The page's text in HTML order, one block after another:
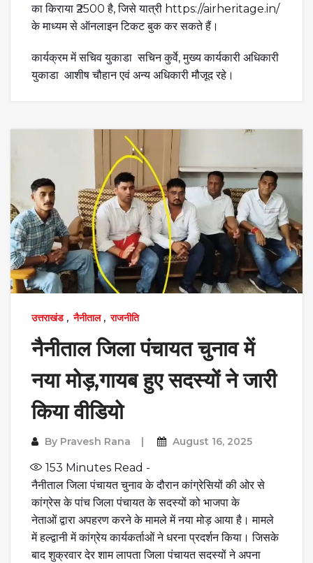
का किराया ₹2500 है, जिसे यात्री https://airheritage.in/
के माध्यम से ऑनलाइन टिकट बुक कर सकते हैं।
कार्यक्रम में सचिव युकाडा सचिन कुर्वे, मुख्य कार्यकारी अधिकारी
युकाडा आशीष चौहान एवं अन्य अधिकारी मौजूद रहे।
उत्तराखंड, नैनीताल, राजनीति
नैनीताल जिला पंचायत चुनाव में
नया मोड़,गायब हुए सदस्यों ने जारी
किया वीडियो
By Pravesh Rana August 16, 2025
153 Minutes Read -
नैनीताल जिला पंचायत चुनाव के दौरान कांग्रेसियों की ओर से
कांग्रेस के पांच जिला पंचायत के सदस्यों को भाजपा के
नेताओं द्वारा अपहरण करने के मामले में नया मोड़ आया है। मामले
में हल्द्वानी में कांग्रेय कार्यकर्ताओं ने धरना प्रदर्शन किया। जिसके
बाद शुक्रवार देर शाम लापता जिला पंचायत सदस्यों ने अपना